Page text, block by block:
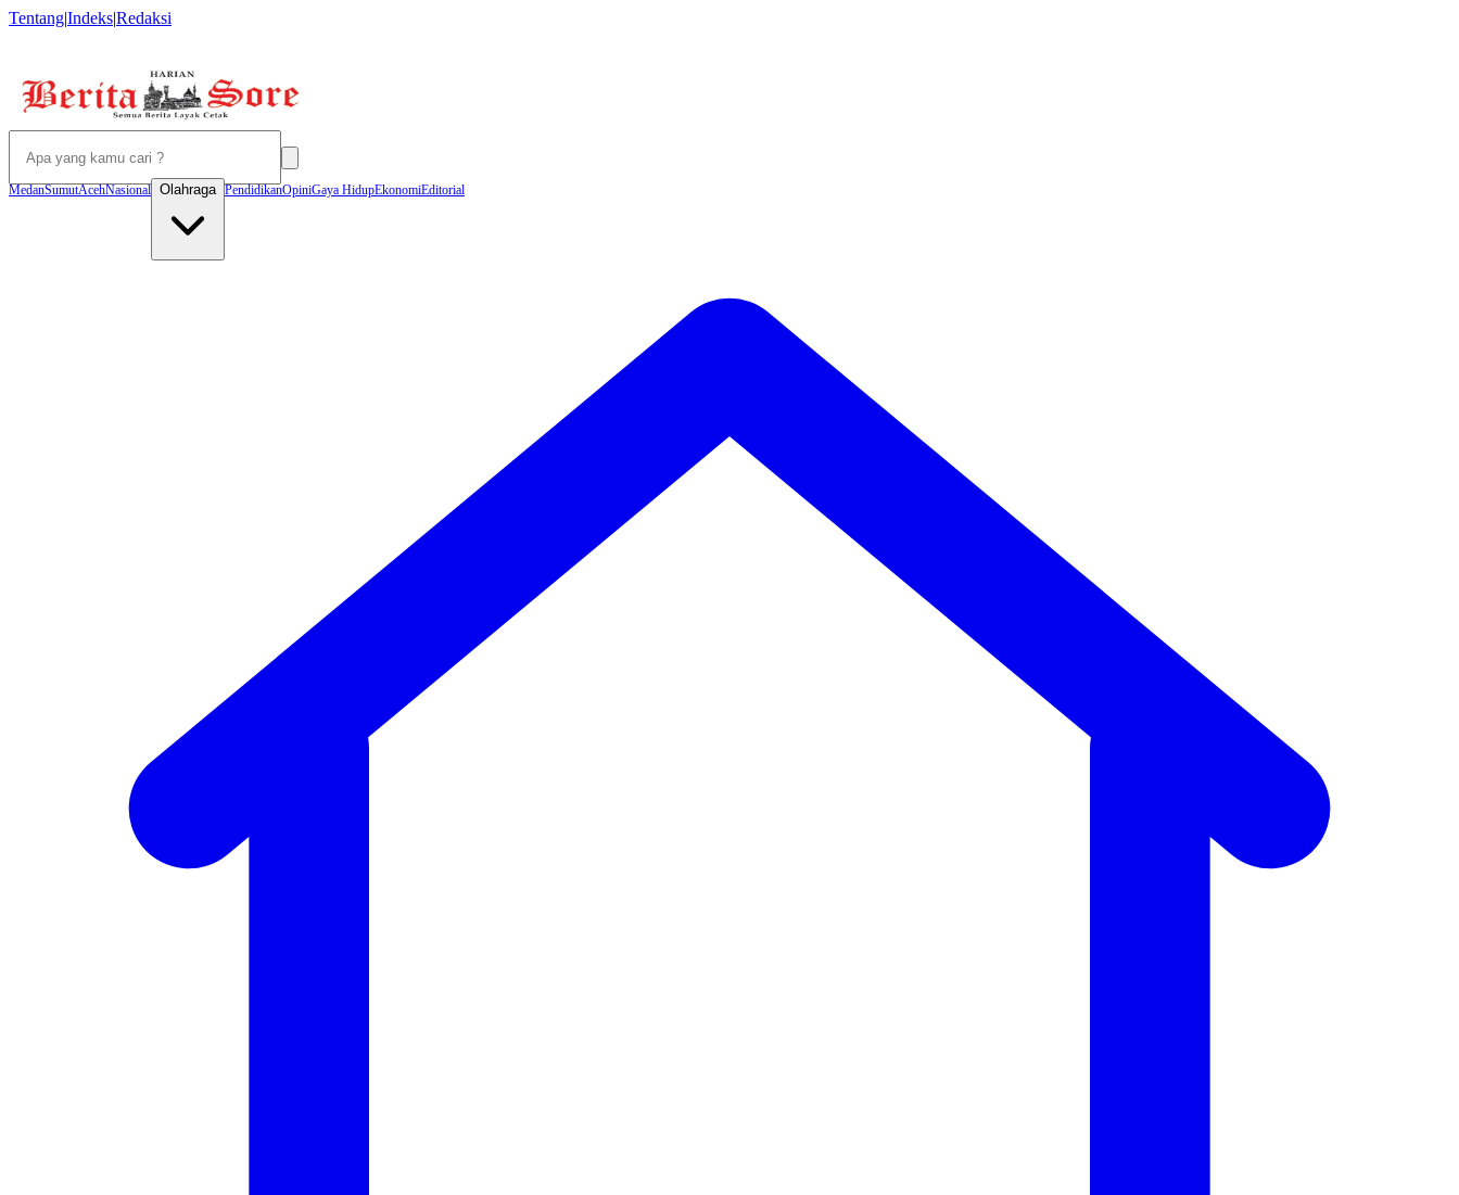
Tentang|Indeks|Redaksi
MedanSumutAcehNasional Olahraga PendidikanOpiniGaya HidupEkonomiEditorial